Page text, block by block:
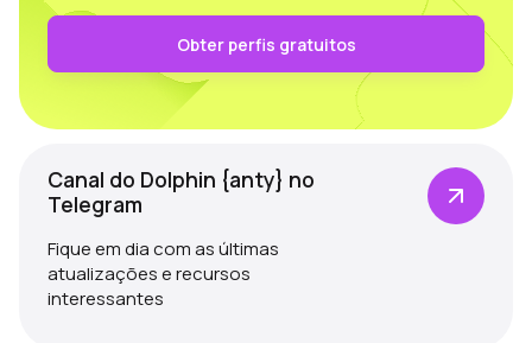
Obter perfis gratuitos
Canal do Dolphin {anty} no
Telegram
Fique em dia com as últimas
atualizações e recursos
interessantes